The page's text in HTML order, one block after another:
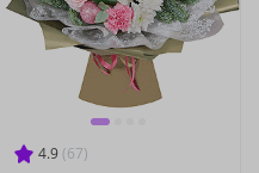
4.9 (67)